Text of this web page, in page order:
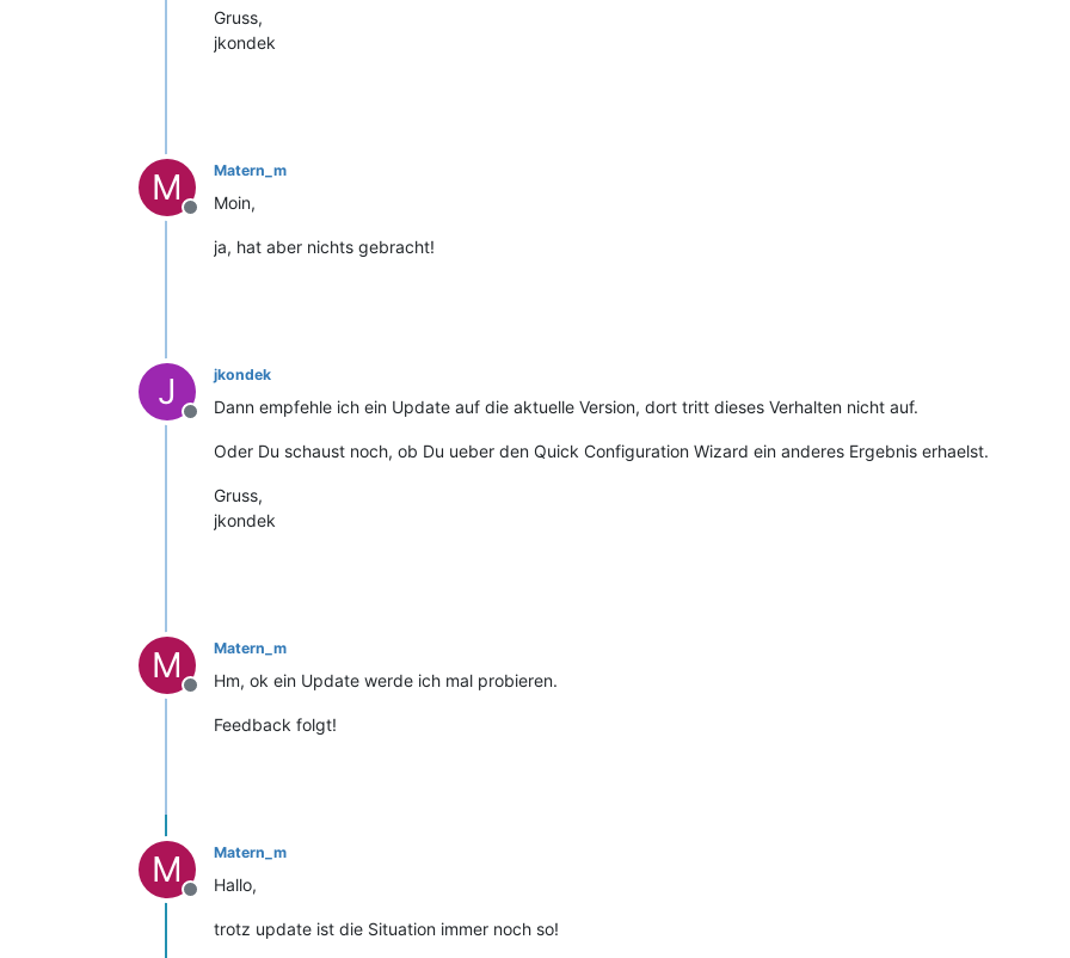
Gruss,
jkondek
M
Offline
Matern_m
Moin,
ja, hat aber nichts gebracht!
J
Offline
jkondek
Dann empfehle ich ein Update auf die aktuelle Version, dort tritt dieses Verhalten nicht auf.
Oder Du schaust noch, ob Du ueber den Quick Configuration Wizard ein anderes Ergebnis erhaelst.
Gruss,
jkondek
M
Offline
Matern_m
Hm, ok ein Update werde ich mal probieren.
Feedback folgt!
M
Offline
Matern_m
Hallo,
trotz update ist die Situation immer noch so!